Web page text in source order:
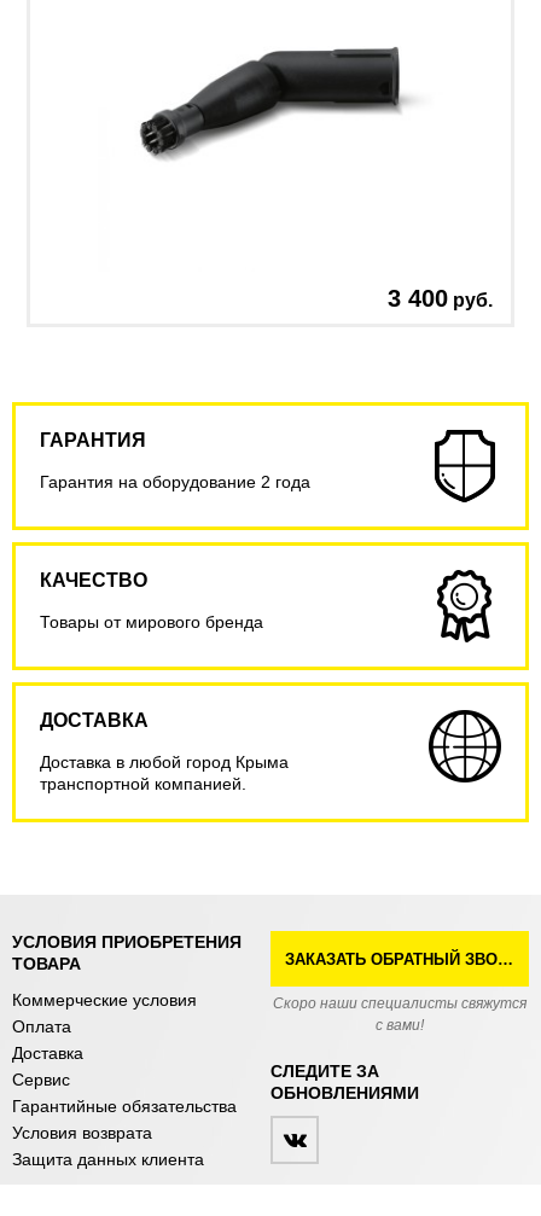
3 400 руб.
ГАРАНТИЯ
Гарантия на оборудование 2 года
КАЧЕСТВО
Товары от мирового бренда
ДОСТАВКА
Доставка в любой город Крыма
транспортной компанией.
УСЛОВИЯ ПРИОБРЕТЕНИЯ
ТОВАРА
Коммерческие условия
Оплата
Доставка
Сервис
Гарантийные обязательства
Условия возврата
Защита данных клиента
ЗАКАЗАТЬ ОБРАТНЫЙ ЗВОНОК
Скоро наши специалисты свяжутся
с вами!
СЛЕДИТЕ ЗА
ОБНОВЛЕНИЯМИ